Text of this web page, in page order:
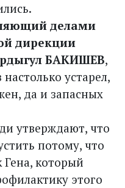
делами
дирекции
БАКИШЕВ,
устарел,
да и запасных
утверждают, что
потому, что
который
этого